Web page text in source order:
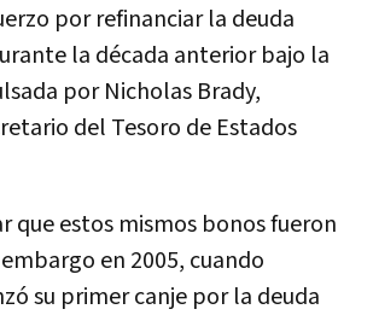
por refinanciar la deuda
la década anterior bajo la
por Nicholas Brady,
del Tesoro de Estados
que estos mismos bonos fueron
en 2005, cuando
su primer canje por la deuda